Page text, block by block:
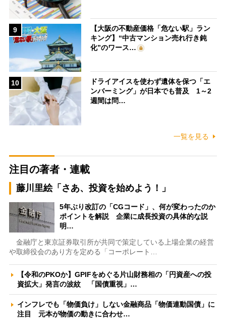
9
【大阪の不動産価格「危ない駅」ラン
キング】“中古マンション売れ行き鈍
化”のワース…
10
ドライアイスを使わず遺体を保つ「エ
ンバーミング」が日本でも普及 1～2
週間は問…
一覧を見る
注目の著者・連載
藤川里絵「さあ、投資を始めよう！」
5年ぶり改訂の「CGコード」、何が変わったのか
ポイントを解説 企業に成長投資の具体的な説
明…
金融庁と東京証券取引所が共同で策定している上場企業の経営
や取締役会のあり方を定める「コーポレート…
【令和のPKOか】GPIFをめぐる片山財務相の「円資産への投
資拡大」発言の波紋 「国債重視」…
インフレでも「物価負け」しない金融商品「物価連動国債」に
注目 元本が物価の動きに合わせ…